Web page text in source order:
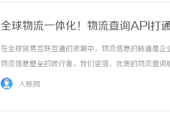
全球物流一体化！物流查询API打
在全球贸易互联互通的浪潮中，物流信息的畅通是
物流信息壁垒的践行者。我们坚信，优质的物流查
精准洞察。如今，快递100物流查询api已成功接入
人脉网